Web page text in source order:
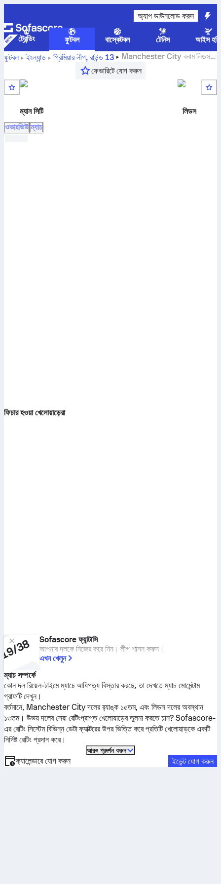
অ্যাপ ডাউনলোড করুন
ট্রেন্ডিং ফুটবল বাস্কেটবল টেনিস
আইস হকি
ফুটবল
ইংল্যান্ড প্রিমিয়ার লীগ, রাউন্ড 13 Manchester Cityবনামলিডস
লাইভ স্কোর, H2H ফলাফল, অবস্থান ও পূর্বাভাস
ফেভারিটে যোগ করুন
ম্যান সিটি
লিডস
ওভারভিউ ম্যাচ
ফিচার হওয়া খেলোয়াড়েরা
Sofascore ফ্যান্টাসি
আপনার দলকে নিজের করে নিন। লীগ শাসন করুন।
এখন খেলুন
ম্যাচ সম্পর্কে
কোন দল রিয়েল-টাইমে ম্যাচে আধিপত্য বিস্তার করছে, তা দেখতে ম্যাচ মোমেন্টাম
গ্রাফটি দেখুন।
বর্তমানে, Manchester Cityদলের র‍্যাঙ্ক ১৫তম, এবং লিডসদলের অবস্থান
১৩তম। উভয় দলের সেরা রেটিংপ্রাপ্ত খেলোয়াড়ের তুলনা করতে চান? Sofascore-
এর রেটিং সিস্টেম বিভিন্ন ডেটা ফ্যাক্টরের উপর ভিত্তি করে প্রতিটি খেলোয়াড়কে একটি
নির্দিষ্ট রেটিং প্রদান করে।
আরও প্রদর্শন করুন
ক্যালেন্ডারে যোগ করুন ইভেন্ট যোগ করুন